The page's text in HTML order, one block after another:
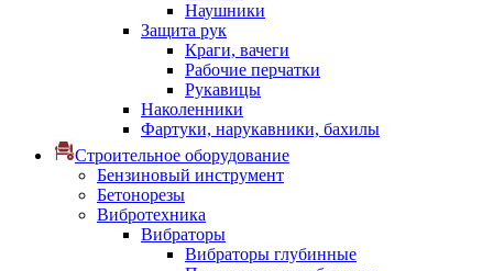
Наушники
Защита рук
Краги, вачеги
Рабочие перчатки
Рукавицы
Наколенники
Фартуки, нарукавники, бахилы
Строительное оборудование
Бензиновый инструмент
Бетонорезы
Вибротехника
Вибраторы
Вибраторы глубинные